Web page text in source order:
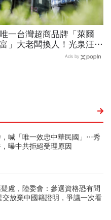
唯一台灣超商品牌「萊爾
富」大老闆換人！光泉汪家
全面退出經營層...34年來
Ads by
喊「唯一效忠中華民國」…秀
曝中共拒絕受理原因
慮，陸委會：參選資格恐有問
放棄中國籍證明，爭議一次看